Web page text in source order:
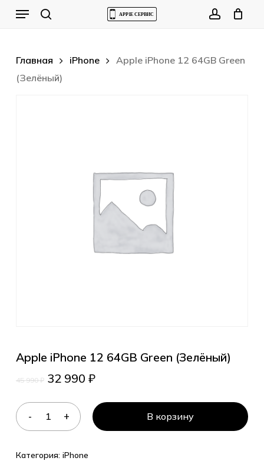
Menu
Главная iPhone
Apple iPhone 12 64GB Green
(Зелёный)
Apple iPhone 12 64GB Green (Зелёный)
45 990₽ 32 990 ₽
В корзину
Категория: iPhone